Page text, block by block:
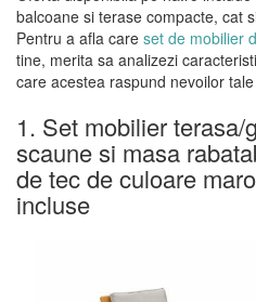
balcoane si terase compacte, cat
Pentru a afla care set de mobilier
tine, merita sa analizezi
care acestea raspund nevoilor
1. Set mobilier terasa/
scaune si masa
de tec de culoare
incluse